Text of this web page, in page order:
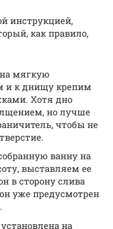
инструкцией,
как правило,
мягкую
и к днищу крепим
Хотя дно
но лучше
чтобы не
ванну на
выставляем ее
в сторону слива
уже предусмотрен
на